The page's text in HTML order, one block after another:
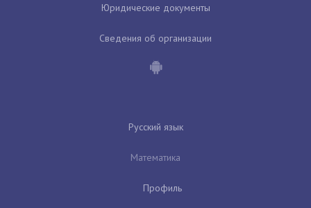
Юридические документы
Сведения об организации
Русский язык
Математика
Профиль